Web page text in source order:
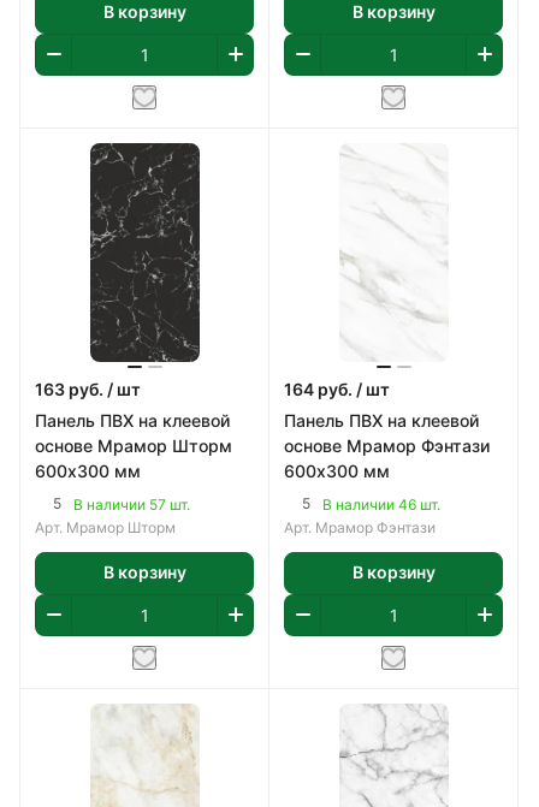
В корзину В корзину
163 руб. / шт
Панель ПВХ на клеевой
основе Мрамор Шторм
600х300 мм
5
В наличии 57 шт.
Арт. Мрамор Шторм
В корзину
164 руб. / шт
Панель ПВХ на клеевой
основе Мрамор Фэнтази
600х300 мм
5
В наличии 46 шт.
Арт. Мрамор Фэнтази
В корзину